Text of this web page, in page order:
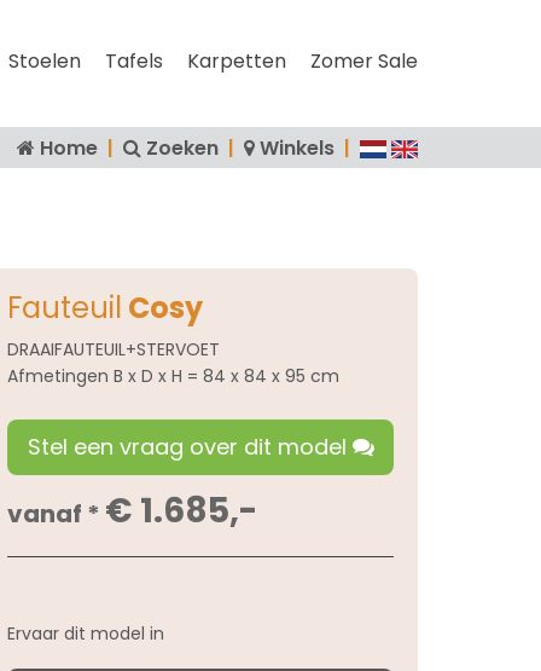
Stoelen Tafels Karpetten Zomer Sale
Home | Zoeken | Winkels |
Fauteuil Cosy
DRAAIFAUTEUIL+STERVOET
Afmetingen B x D x H = 84 x 84 x 95 cm
Stel een vraag over dit model
vanaf * € 1.685,-
Ervaar dit model in